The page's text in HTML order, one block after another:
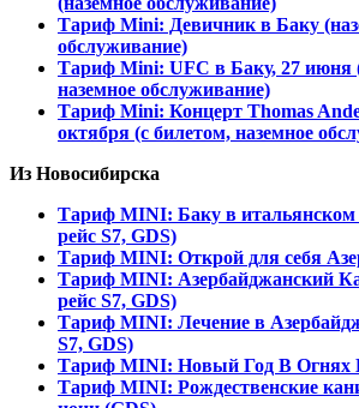
Тариф Mini: Девичник в Баку
обслуживание)
Тариф Mini: UFC в Баку, 27 июня
наземное обслуживание)
Тариф Mini: Концерт Thomas
октября (c билетом, наземное
Из Новосибирска
Тариф MINI: Баку в итальянском
рейс S7, GDS)
Тариф MINI: Открой для себя
Тариф MINI: Азербайджанский
рейс S7, GDS)
Тариф MINI: Лечение в
S7, GDS)
Тариф MINI: Новый Год В Огнях
Тариф MINI: Рождественские